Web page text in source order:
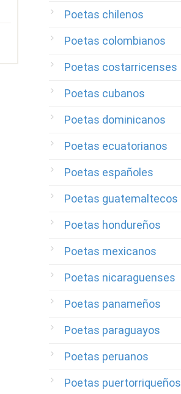
Poetas chilenos
Poetas colombianos
Poetas costarricenses
Poetas cubanos
Poetas dominicanos
Poetas ecuatorianos
Poetas españoles
Poetas guatemaltecos
Poetas hondureños
Poetas mexicanos
Poetas nicaraguenses
Poetas panameños
Poetas paraguayos
Poetas peruanos
Poetas puertorriqueños